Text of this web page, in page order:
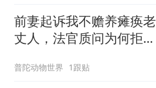
前妻起诉我不赡养瘫痪老
丈人，法官质问为何拒不
普陀动物世界 1跟贴